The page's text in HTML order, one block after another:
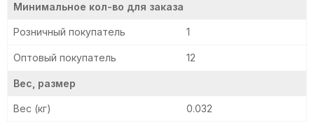
Минимальное кол-во для заказа
Розничный покупатель 1
Оптовый покупатель 12
Вес, размер
Вес (кг) 0.032